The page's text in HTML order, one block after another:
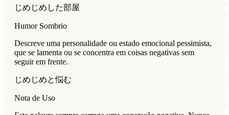
じめじめした部屋
Humor Sombrio
Descreve uma personalidade ou estado emocional pessimista,
que se lamenta ou se concentra em coisas negativas sem
seguir em frente.
じめじめと悩む
Nota de Uso